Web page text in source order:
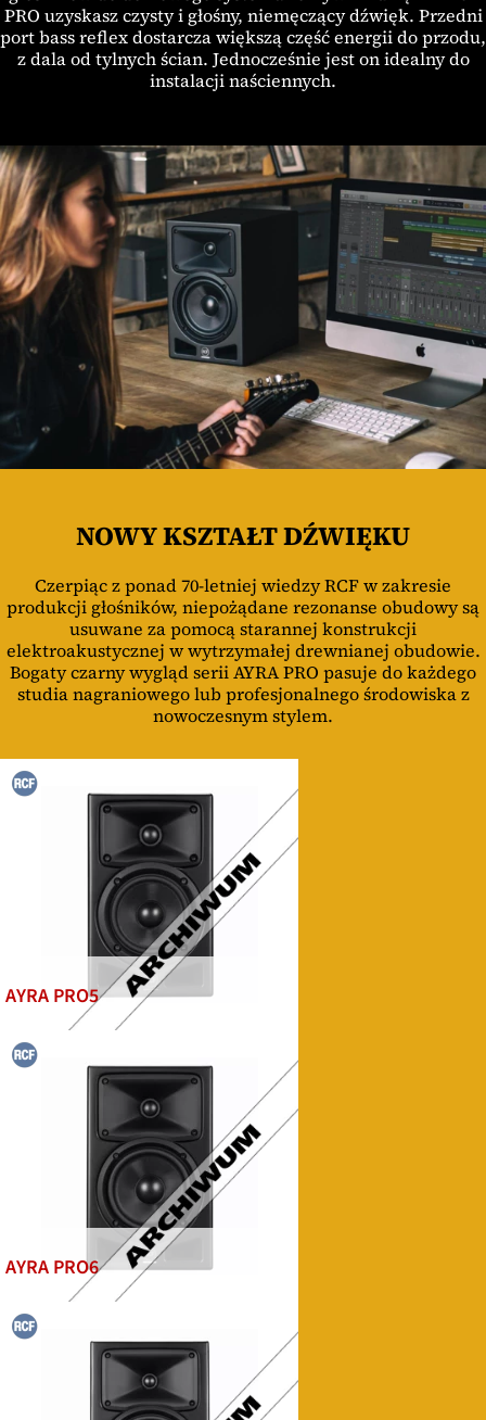
PRO uzyskasz czysty i głośny, niemęczący dźwięk. Przedni
port bass reflex dostarcza większą część energii do przodu,
z dala od tylnych ścian. Jednocześnie jest on idealny do
instalacji naściennych.
NOWY KSZTAŁT DŹWIĘKU
Czerpiąc z ponad 70-letniej wiedzy RCF w zakresie
produkcji głośników, niepożądane rezonanse obudowy są
usuwane za pomocą starannej konstrukcji
elektroakustycznej w wytrzymałej drewnianej obudowie.
Bogaty czarny wygląd serii AYRA PRO pasuje do każdego
studia nagraniowego lub profesjonalnego środowiska z
nowoczesnym stylem.
AYRA PRO5
AYRA PRO6